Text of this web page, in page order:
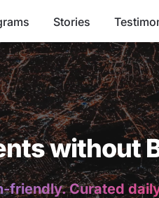
Stories
without
friendly. Curated